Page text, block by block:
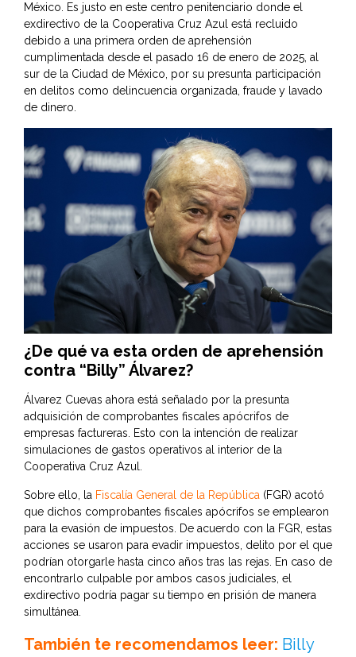
México. Es justo en este centro penitenciario donde el
exdirectivo de la Cooperativa Cruz Azul está recluido
debido a una primera orden de aprehensión
cumplimentada desde el pasado 16 de enero de 2025, al
sur de la Ciudad de México, por su presunta participación
en delitos como delincuencia organizada, fraude y lavado
de dinero.
¿De qué va esta orden de aprehensión
contra “Billy” Álvarez?
Álvarez Cuevas ahora está señalado por la presunta
adquisición de comprobantes fiscales apócrifos de
empresas factureras. Esto con la intención de realizar
simulaciones de gastos operativos al interior de la
Cooperativa Cruz Azul.
Sobre ello, la Fiscalía General de la República (FGR) acotó
que dichos comprobantes fiscales apócrifos se emplearon
para la evasión de impuestos. De acuerdo con la FGR, estas
acciones se usaron para evadir impuestos, delito por el que
podrían otorgarle hasta cinco años tras las rejas. En caso de
encontrarlo culpable por ambos casos judiciales, el
exdirectivo podría pagar su tiempo en prisión de manera
simultánea.
También te recomendamos leer: Billy